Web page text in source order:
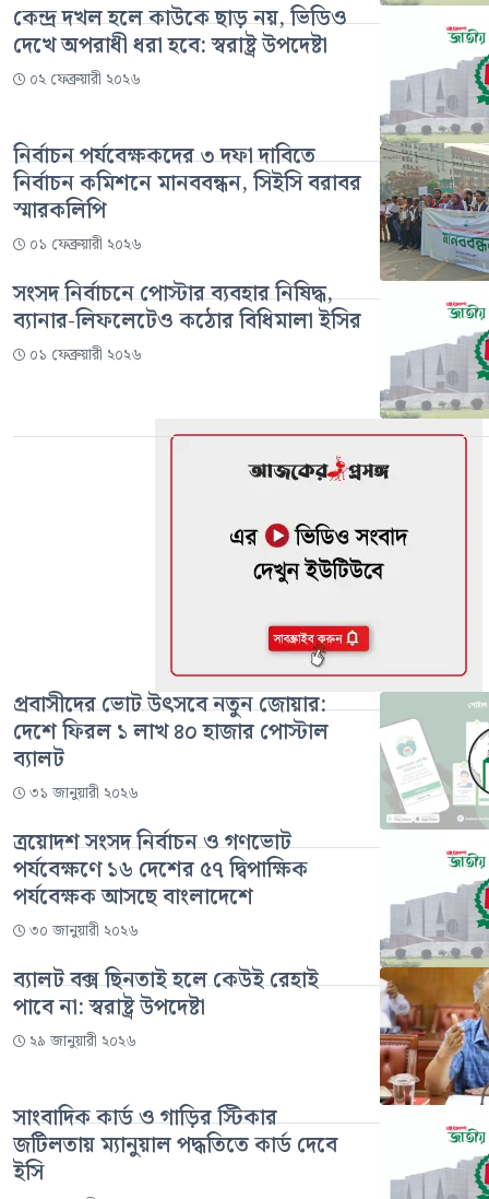
কেন্দ্র দখল হলে কাউকে ছাড় নয়, ভিডিও
দেখে অপরাধী ধরা হবে: স্বরাষ্ট্র উপদেষ্টা
০২ ফেব্রুয়ারী ২০২৬
নির্বাচন পর্যবেক্ষকদের ৩ দফা দাবিতে
নির্বাচন কমিশনে মানববন্ধন, সিইসি বরাবর
স্মারকলিপি
০১ ফেব্রুয়ারী ২০২৬
সংসদ নির্বাচনে পোস্টার ব্যবহার নিষিদ্ধ,
ব্যানার-লিফলেটেও কঠোর বিধিমালা ইসির
০১ ফেব্রুয়ারী ২০২৬
প্রবাসীদের ভোট উৎসবে নতুন জোয়ার:
দেশে ফিরল ১ লাখ ৪০ হাজার পোস্টাল
ব্যালট
৩১ জানুয়ারী ২০২৬
ত্রয়োদশ সংসদ নির্বাচন ও গণভোট
পর্যবেক্ষণে ১৬ দেশের ৫৭ দ্বিপাক্ষিক
পর্যবেক্ষক আসছে বাংলাদেশে
৩০ জানুয়ারী ২০২৬
ব্যালট বক্স ছিনতাই হলে কেউই রেহাই
পাবে না: স্বরাষ্ট্র উপদেষ্টা
২৯ জানুয়ারী ২০২৬
সাংবাদিক কার্ড ও গাড়ির স্টিকার
জটিলতায় ম্যানুয়াল পদ্ধতিতে কার্ড দেবে
ইসি